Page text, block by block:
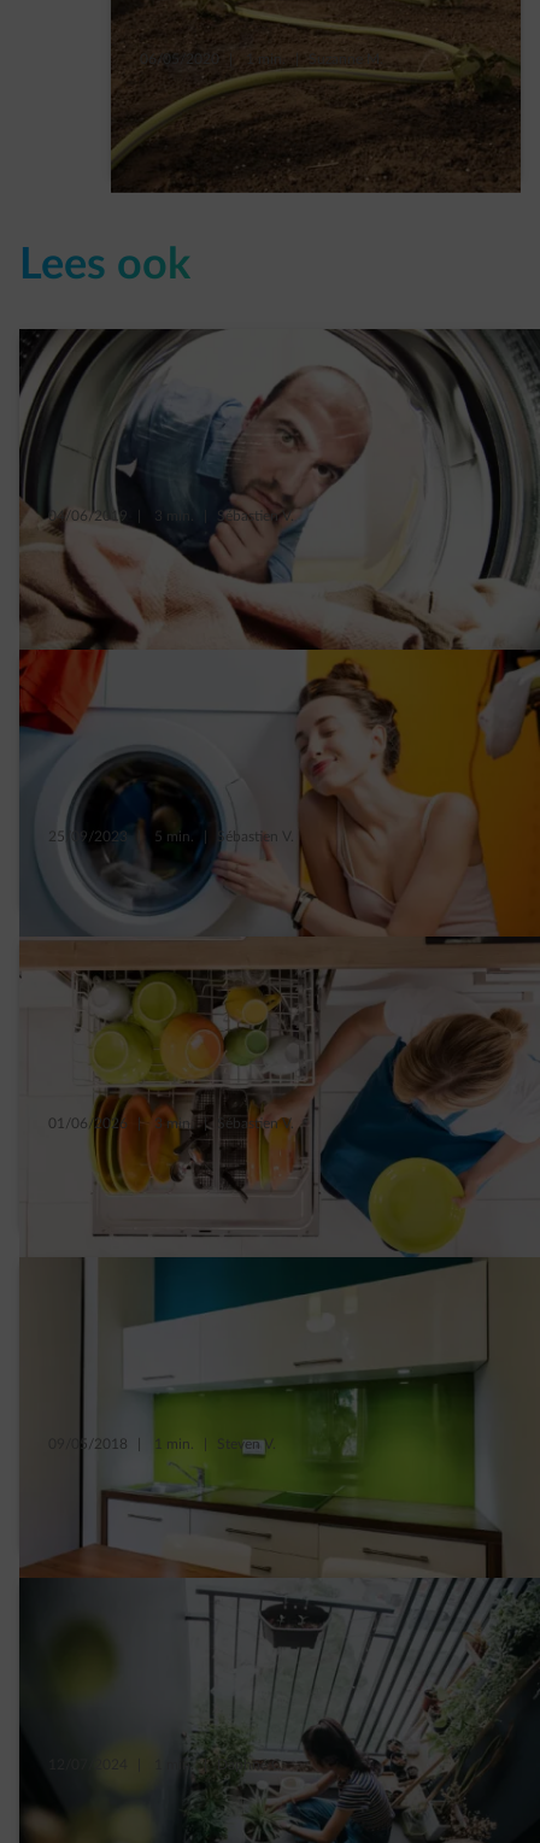
06/05/2020 Suzanne M.
Maak je eigen druppelslang
Read more
Lees ook
04/06/2019 Sébastien V.
Wat te doen met het water van de
droogkast?
25/09/2023 5 min. Sébastien V.
6 tips om je wasmachine beter te gebruiken
01/06/2026 3 min. | Sébastien V.
5 slimme tips om het verbruik van je
afwasmachine te verminderen
09/05/2018 1 min. Steven V.
5 tips om plaats te winnen in een kleine
keuken
1 min. | Daphné C.
5 planten die je huis in de zomer lekker koel